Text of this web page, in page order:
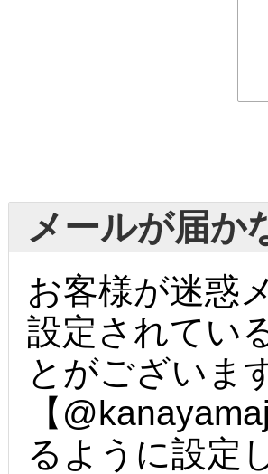
メールが届か
お客様が迷惑
設定されてい
とがございま
【
るように設定